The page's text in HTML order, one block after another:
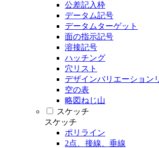
公差記入枠
データム記号
データムターゲット
面の指示記号
溶接記号
ハッチング
穴リスト
デザインバリエーション
空の表
略図ねじ山
スケッチ
スケッチ
ポリライン
2点、接線、垂線